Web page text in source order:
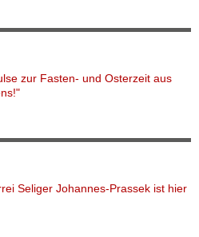
zur Fasten- und Osterzeit aus
Seliger Johannes-Prassek ist hier